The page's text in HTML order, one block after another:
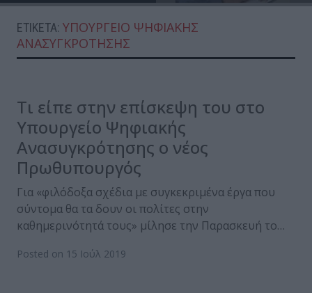
ΕΤΙΚΈΤΑ: ΥΠΟΥΡΓΕΊΟ ΨΗΦΙΑΚΉΣ
ΑΝΑΣΥΓΚΡΌΤΗΣΗΣ
Τι είπε στην επίσκεψη του στο
Υπουργείο Ψηφιακής
Ανασυγκρότησης ο νέος
Πρωθυπουργός
Για «φιλόδοξα σχέδια με συγκεκριμένα έργα που
σύντομα θα τα δουν οι πολίτες στην
καθημερινότητά τους» μίλησε την Παρασκευή το…
Posted on 15 Ιούλ 2019